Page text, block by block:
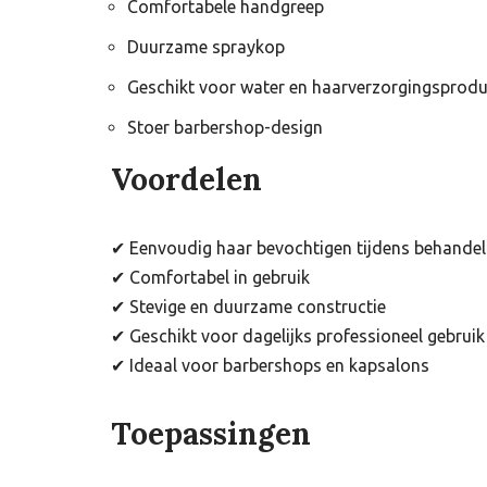
Comfortabele handgreep
Duurzame spraykop
Geschikt voor water en
Stoer barbershop-design
Voordelen
✔ Eenvoudig haar bevochtigen tijdens
✔ Comfortabel in gebruik
✔ Stevige en duurzame constructie
✔ Geschikt voor dagelijks professioneel gebruik
✔ Ideaal voor barbershops en kapsalons
Toepassingen